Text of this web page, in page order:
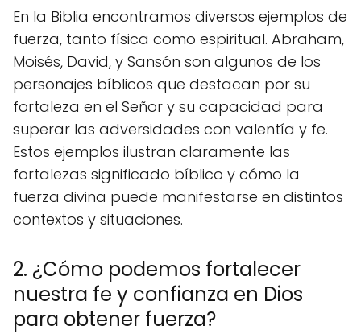
En la Biblia encontramos diversos ejemplos de
fuerza, tanto física como espiritual. Abraham,
Moisés, David, y Sansón son algunos de los
personajes bíblicos que destacan por su
fortaleza en el Señor y su capacidad para
superar las adversidades con valentía y fe.
Estos ejemplos ilustran claramente las
fortalezas significado bíblico y cómo la
fuerza divina puede manifestarse en distintos
contextos y situaciones.
2. ¿Cómo podemos fortalecer
nuestra fe y confianza en Dios
para obtener fuerza?